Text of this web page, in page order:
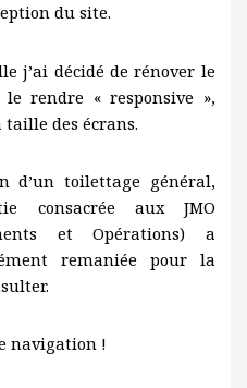
du site.
j’ai décidé de rénover le
rendre « responsive »,
taille des écrans.
d’un toilettage général,
consacrée aux JMO
et Opérations) a
remaniée pour la
navigation !